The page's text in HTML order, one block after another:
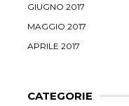
GIUGNO 2017
MAGGIO 2017
APRILE 2017
CATEGORIE